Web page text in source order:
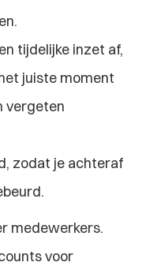
tijdelijke inzet af,
juiste moment
vergeten
zodat je achteraf
medewerkers.
voor